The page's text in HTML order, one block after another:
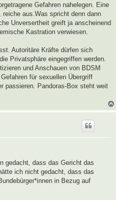
Gefahren nahelegen. Eine
aus.Was spricht denn dann
Unversertheit greift ja anscheinend
Kastration verwiesen.
Autoritäre Kräfte dürfen sich
Privatsphäre eingegriffen werden.
und Anschauen von BDSM
für sexuellen Übergriff
passieren. Pandoras-Box steht weit
gedacht, dass das Gericht das
ich nicht gedacht, dass das
in Bezug auf